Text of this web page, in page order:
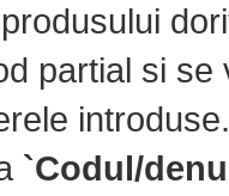
partial si
introduse.
`Codul/